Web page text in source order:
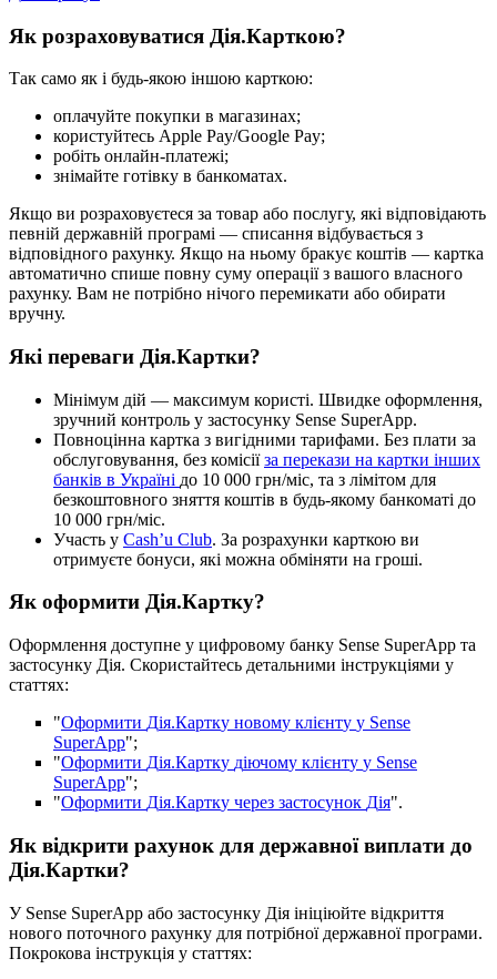
Як розраховуватися Дія.Карткою?
Так само як і будь-якою іншою карткою:
оплачуйте покупки в магазинах;
користуйтесь Apple Pay/Google Pay;
робіть онлайн-платежі;
знімайте готівку в банкоматах.
Якщо ви розраховуєтеся за товар або послугу, які відповідають
певній державній програмі — списання відбувається з
відповідного рахунку. Якщо на ньому бракує коштів — картка
автоматично спише повну суму операції з вашого власного
рахунку. Вам не потрібно нічого перемикати або обирати
вручну.
Які переваги Дія.Картки?
Мінімум дій — максимум користі. Швидке оформлення,
зручний контроль у застосунку Sense SuperApp.
Повноцінна картка з вигідними тарифами. Без плати за
обслуговування, без комісії за перекази на картки інших
банків в Україні до 10 000 грн/міс, та з лімітом для
безкоштовного зняття коштів в будь-якому банкоматі до
10 000 грн/міс.
Участь у Cash’u Club. За розрахунки карткою ви
отримуєте бонуси, які можна обміняти на гроші.
Як оформити Дія.Картку?
Оформлення доступне у цифровому банку Sense SuperApp та
застосунку Дія. Скористайтесь детальними інструкціями у
статтях:
"Оформити Дія.Картку новому клієнту у Sense
SuperApp";
"Оформити Дія.Картку діючому клієнту у Sense
SuperApp";
"Оформити Дія.Картку через застосунок Дія".
Як відкрити рахунок для державної виплати до
Дія.Картки?
У Sense SuperApp або застосунку Дія ініціюйте відкриття
нового поточного рахунку для потрібної державної програми.
Покрокова інструкція у статтях: